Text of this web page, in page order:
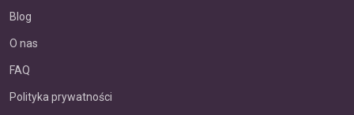
Blog
O nas
FAQ
Polityka prywatności